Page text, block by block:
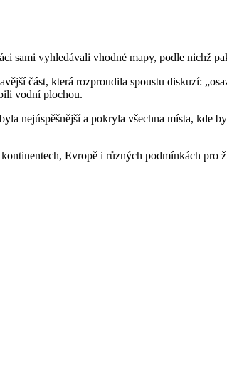
sami vyhledávali vhodné mapy, podle nichž
část, která rozproudila spoustu diskuzí:
vodní plochou.
nejúspěšnější a pokryla všechna místa, kde
Evropě i různých podmínkách pro